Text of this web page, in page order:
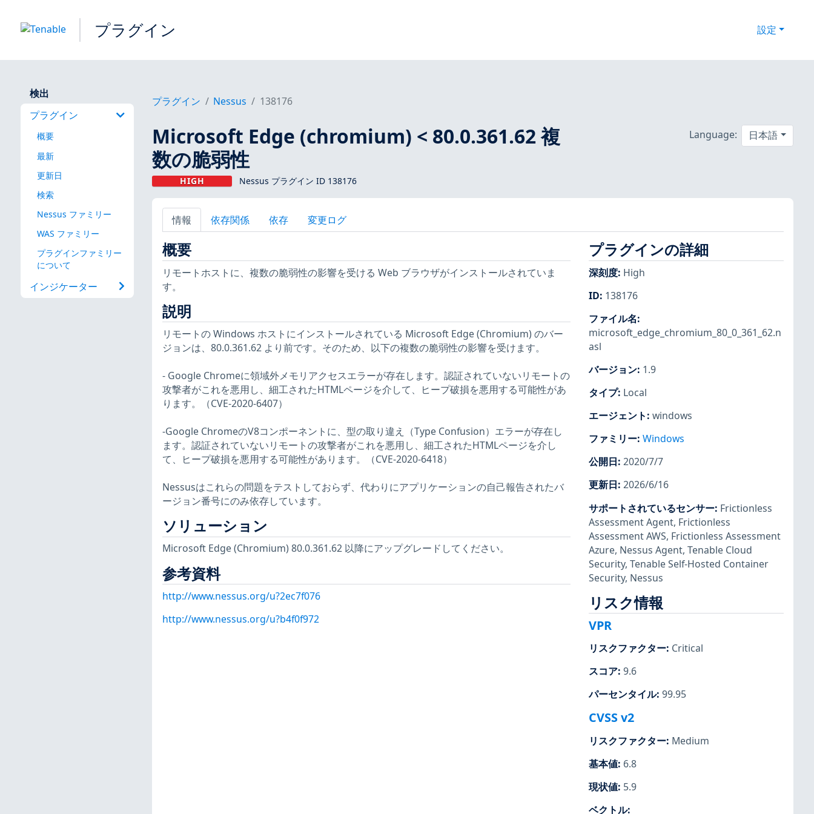
プラグイン 設定
検出
プラグイン
概要
最新
更新日
検索
Nessus ファミリー
WAS ファミリー
プラグインファミリー
について
インジケーター
プラグイン Nessus 138176
Microsoft Edge (chromium) < 80.0.361.62 複
数の脆弱性
HIGH Nessus プラグイン ID 138176
Language: 日本語
情報 依存関係 依存 変更ログ
概要
リモートホストに、複数の脆弱性の影響を受ける Web ブラウザがインストールされていま
す。
説明
リモートの Windows ホストにインストールされている Microsoft Edge (Chromium) のバー
ジョンは、80.0.361.62 より前です。そのため、以下の複数の脆弱性の影響を受けます。
- Google Chromeに領域外メモリアクセスエラーが存在します。認証されていないリモートの
攻撃者がこれを悪用し、細工されたHTMLページを介して、ヒープ破損を悪用する可能性があ
ります。（CVE-2020-6407）
-Google ChromeのV8コンポーネントに、型の取り違え（Type Confusion）エラーが存在し
ます。認証されていないリモートの攻撃者がこれを悪用し、細工されたHTMLページを介し
て、ヒープ破損を悪用する可能性があります。（CVE-2020-6418）
Nessusはこれらの問題をテストしておらず、代わりにアプリケーションの自己報告されたバ
ージョン番号にのみ依存しています。
ソリューション
Microsoft Edge (Chromium) 80.0.361.62 以降にアップグレードしてください。
参考資料
http://www.nessus.org/u?2ec7f076
http://www.nessus.org/u?b4f0f972
プラグインの詳細
深刻度: High
ID: 138176
ファイル名:
microsoft_edge_chromium_80_0_361_62.n
asl
バージョン: 1.9
タイプ: Local
エージェント: windows
ファミリー: Windows
公開日: 2020/7/7
更新日: 2026/6/16
サポートされているセンサー: Frictionless
Assessment Agent, Frictionless
Assessment AWS, Frictionless Assessment
Azure, Nessus Agent, Tenable Cloud
Security, Tenable Self-Hosted Container
Security, Nessus
リスク情報
VPR
リスクファクター: Critical
スコア: 9.6
パーセンタイル: 99.95
CVSS v2
リスクファクター: Medium
基本値: 6.8
現状値: 5.9
ベクトル: